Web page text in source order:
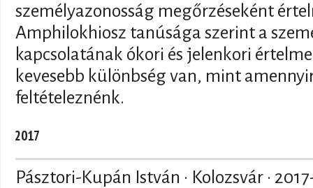
személyazonosság megőrzéseként
Amphilokhiosz tanúsága szerint a
kapcsolatának ókori és jelenkori
kevesebb különbség van, mint
feltételeznénk.
2017
Pásztori-Kupán István · Kolozsvár ·